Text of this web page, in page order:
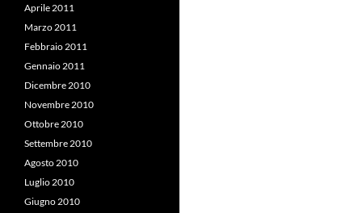
Aprile 2011
Marzo 2011
Febbraio 2011
Gennaio 2011
Dicembre 2010
Novembre 2010
Ottobre 2010
Settembre 2010
Agosto 2010
Luglio 2010
Giugno 2010